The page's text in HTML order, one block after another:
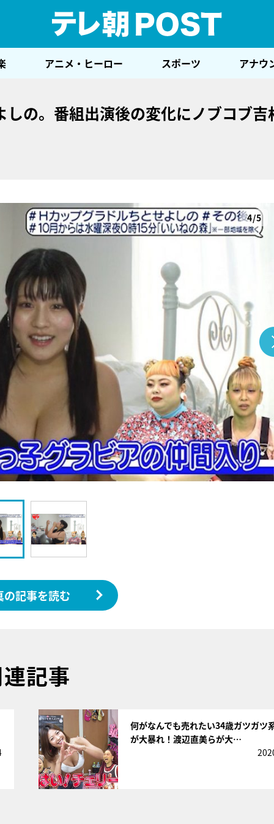
アニメ・ヒーロー スポーツ アナウ
の。番組出演後の変化にノブコブ吉
4/5
の記事を読む
記事
何がなんでも売れたい34歳ガツガツ
が大暴れ！渡辺直美らが大…
『アイ＝ラブ！げーみ
E齋藤樹愛羅＆佐々木舞
ビュー